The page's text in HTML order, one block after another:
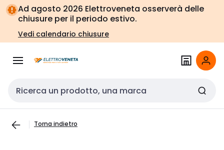
Vai alla
navigazione
Vai
alla
pagina
Ad agosto 2026 Elettroveneta osserverà delle
chiusure per il periodo estivo.
Vedi calendario chiusure
Cerca input
Torna indietro